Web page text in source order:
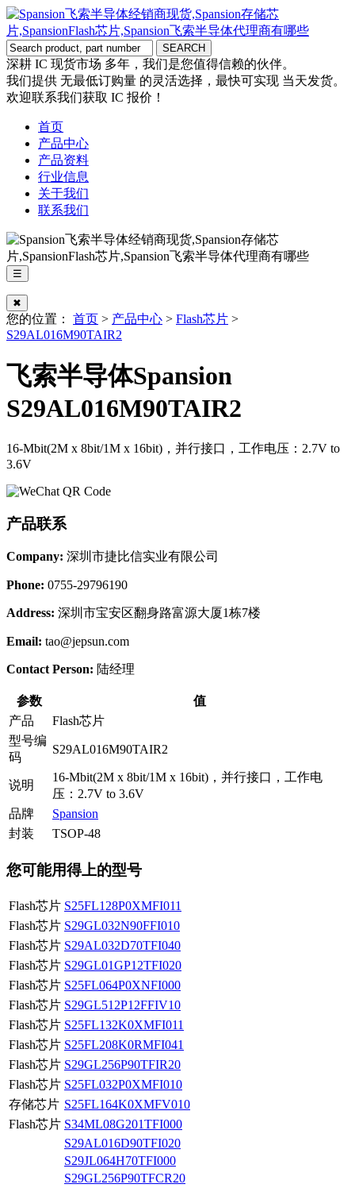
深耕 IC 现货市场 多年，我们是您值得信赖的伙伴。
我们提供 无最低订购量 的灵活选择，最快可实现 当天发货。
欢迎联系我们获取 IC 报价！
首页
产品中心
产品资料
行业信息
关于我们
联系我们
☰
✖
您的位置： 首页 > 产品中心 > Flash芯片 >
S29AL016M90TAIR2
飞索半导体Spansion
S29AL016M90TAIR2
16-Mbit(2M x 8bit/1M x 16bit)，并行接口，工作电压：2.7V to
3.6V
产品联系
Company: 深圳市捷比信实业有限公司
Phone: 0755-29796190
Address: 深圳市宝安区翻身路富源大厦1栋7楼
Email: tao@jepsun.com
Contact Person: 陆经理
参数
值
产品
Flash芯片
型号编
码
S29AL016M90TAIR2
说明
16-Mbit(2M x 8bit/1M x 16bit)，并行接口，工作电
压：2.7V to 3.6V
品牌
Spansion
封装
TSOP-48
您可能用得上的型号
Flash芯片 S25FL128P0XMFI011
Flash芯片 S29GL032N90FFI010
Flash芯片 S29AL032D70TFI040
Flash芯片 S29GL01GP12TFI020
Flash芯片 S25FL064P0XNFI000
Flash芯片 S29GL512P12FFIV10
Flash芯片 S25FL132K0XMFI011
Flash芯片 S25FL208K0RMFI041
Flash芯片 S29GL256P90TFIR20
Flash芯片 S25FL032P0XMFI010
存储芯片 S25FL164K0XMFV010
Flash芯片 S34ML08G201TFI000
S29AL016D90TFI020
S29JL064H70TFI000
S29GL256P90TFCR20